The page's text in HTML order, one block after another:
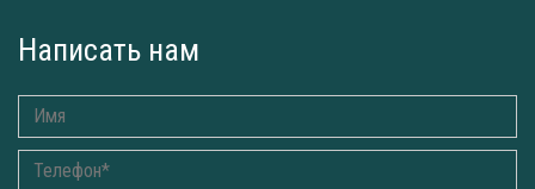
Написать нам